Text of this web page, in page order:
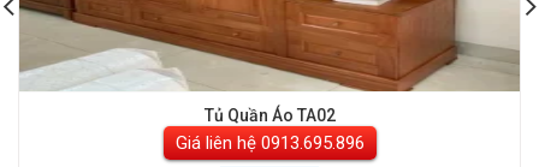
Tủ Quần Áo TA02
Giá liên hệ